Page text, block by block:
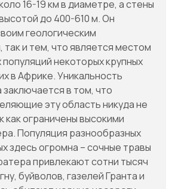
16-19 км в диаметре, а стены
до 400-610 м. Он
геологическим
и тем, что является местом
некоторых крупных
в Африке. Уникальность
в том, что
эту область никуда не
как ограничены высокими
Популяция разнообразных
здесь огромна – сочные травы
привлекают сотни тысяч
буйволов, газелей Гранта и